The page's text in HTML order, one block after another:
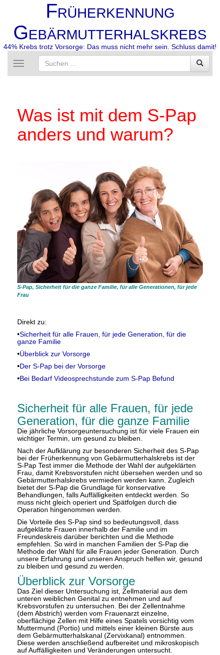
FRÜHERKENNUNG
GEBÄRMUTTERHALSKREBS
44% Krebs trotz Vorsorge: Das muss nicht mehr sein. Schluss damit!
Toggle
navigation
Was ist mit dem S-Pap
anders und warum?
S-Pap, Sicherheit für die ganze Familie, für alle Generationen, für jede
Frau
Direkt zu:
•Sicherheit für alle Frauen, für jede Generation, für die
ganze Familie
•Überblick zur Vorsorge
•Der S-Pap bei der Vorsorge
•Bei Bedarf Videosprechstunde zum S-Pap Befund
Sicherheit für alle Frauen, für jede
Generation, für die ganze Familie
Die jährliche Vorsorgeuntersuchung ist für viele Frauen ein
wichtiger Termin, um gesund zu bleiben.
Nach der Aufklärung zur besonderen Sicherheit des S-Pap
bei der Früherkennung von Gebärmutterhalskrebs ist der
S-Pap Test immer die Methode der Wahl der aufgeklärten
Frau, damit Krebsvorstufen nicht übersehen werden und so
Gebärmutterhalskrebs vermieden werden kann. Zugleich
bietet der S-Pap die Grundlage für konservative
Behandlungen, falls Auffälligkeiten entdeckt werden. So
muss nicht gleich operiert und Spätfolgen durch die
Operation hingenommen werden.
Die Vorteile des S-Pap sind so bedeutungsvoll, dass
aufgeklärte Frauen innerhalb der Familie und im
Freundeskreis darüber berichten und die Methode
empfehlen. So wird in manchen Familien der S-Pap die
Methode der Wahl für alle Frauen jeder Generation. Durch
unsere Erfahrung und unseren Anspruch helfen wir, gesund
zu bleiben und gesund zu werden.
Überblick zur Vorsorge
Das Ziel dieser Untersuchung ist, Zellmaterial aus dem
unteren weiblichen Genital zu entnehmen und auf
Krebsvorstufen zu untersuchen. Bei der Zellentnahme
(dem Abstrich) werden vom Frauenarzt einzelne,
oberflächige Zellen mit Hilfe eines Spatels vorsichtig vom
Muttermund (Portio) und mittels einer kleinen Bürste aus
dem Gebärmutterhalskanal (Zervixkanal) entnommen.
Diese werden anschließend aufbereitet und mikroskopisch
auf Auffälligkeiten und Veränderungen untersucht.